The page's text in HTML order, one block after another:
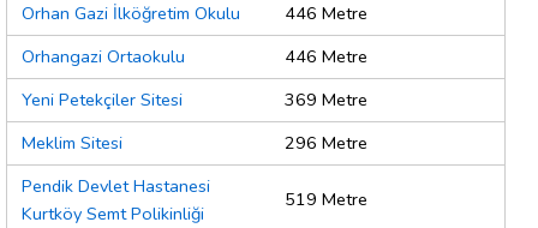
Orhan Gazi İlköğretim Okulu
446 Metre
Orhangazi Ortaokulu
446 Metre
Yeni Petekçiler Sitesi
369 Metre
Meklim Sitesi
296 Metre
Pendik Devlet Hastanesi
Kurtköy Semt Polikinliği
519 Metre